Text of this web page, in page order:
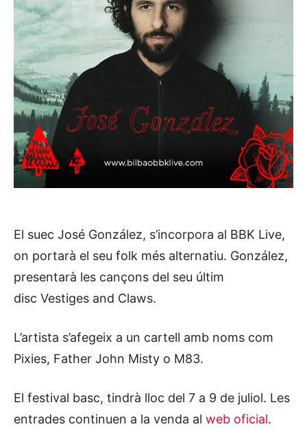
El suec José González, s’incorpora al BBK Live,
on portarà el seu folk més alternatiu. González,
presentarà les cançons del seu últim
disc Vestiges and Claws.
L’artista s’afegeix a un cartell amb noms com
Pixies, Father John Misty o M83.
El festival basc, tindrà lloc del 7 a 9 de juliol. Les
entrades continuen a la venda al web oficial.